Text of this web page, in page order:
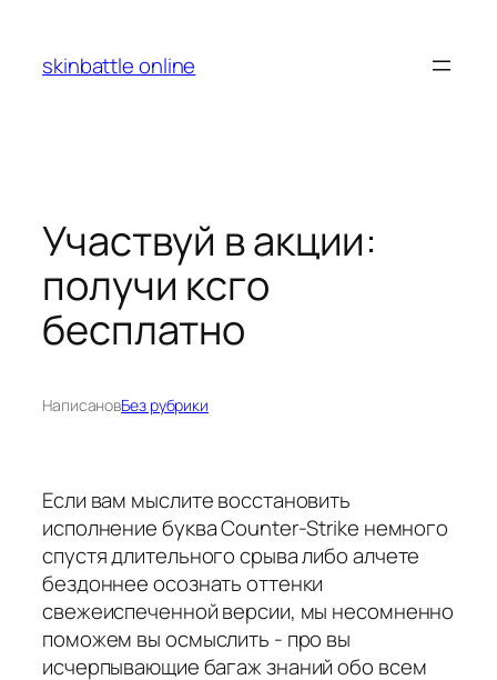
содержимому
skinbattle online
Участвуй в акции:
получи ксго
бесплатно
НаписановБез рубрики
Если вам мыслите восстановить
исполнение буква Counter-Strike немного
спустя длительного срыва либо алчете
бездоннее осознать оттенки
свежеиспеченной версии, мы несомненно
поможем вы осмыслить - про вы
исчерпывающие багаж знаний обо всем